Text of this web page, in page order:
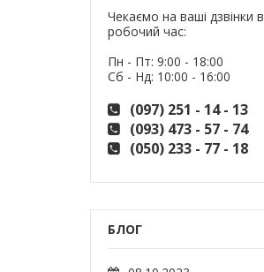
Чекаємо на ваші дзвінки в
робочий час:
Пн - Пт: 9:00 - 18:00
Сб - Нд: 10:00 - 16:00
(097) 251 - 14 - 13
(093) 473 - 57 - 74
(050) 233 - 77 - 18
БЛОГ